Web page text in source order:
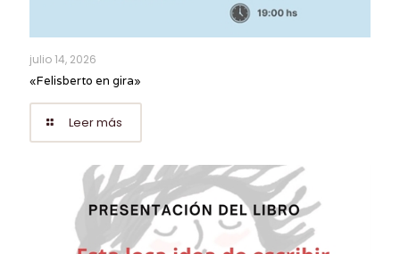
julio 14, 2026
«Felisberto en gira»
Leer más